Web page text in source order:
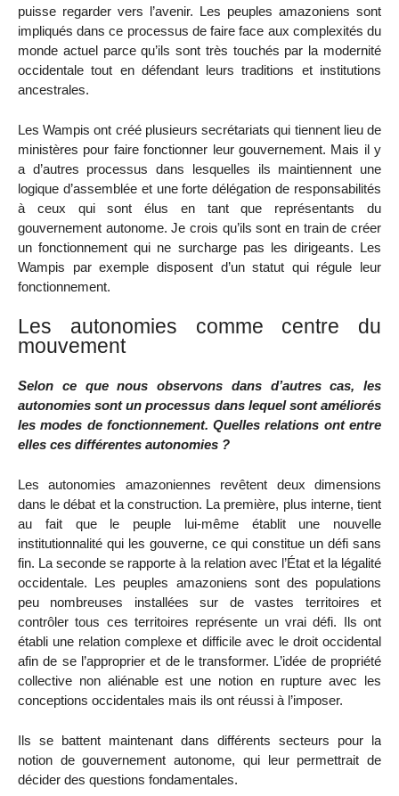
puisse regarder vers l’avenir. Les peuples amazoniens sont
impliqués dans ce processus de faire face aux complexités du
monde actuel parce qu’ils sont très touchés par la modernité
occidentale tout en défendant leurs traditions et institutions
ancestrales.
Les Wampis ont créé plusieurs secrétariats qui tiennent lieu de
ministères pour faire fonctionner leur gouvernement. Mais il y
a d’autres processus dans lesquelles ils maintiennent une
logique d’assemblée et une forte délégation de responsabilités
à ceux qui sont élus en tant que représentants du
gouvernement autonome. Je crois qu’ils sont en train de créer
un fonctionnement qui ne surcharge pas les dirigeants. Les
Wampis par exemple disposent d’un statut qui régule leur
fonctionnement.
Les autonomies comme centre du
mouvement
Selon ce que nous observons dans d’autres cas, les
autonomies sont un processus dans lequel sont améliorés
les modes de fonctionnement. Quelles relations ont entre
elles ces différentes autonomies ?
Les autonomies amazoniennes revêtent deux dimensions
dans le débat et la construction. La première, plus interne, tient
au fait que le peuple lui-même établit une nouvelle
institutionnalité qui les gouverne, ce qui constitue un défi sans
fin. La seconde se rapporte à la relation avec l’État et la légalité
occidentale. Les peuples amazoniens sont des populations
peu nombreuses installées sur de vastes territoires et
contrôler tous ces territoires représente un vrai défi. Ils ont
établi une relation complexe et difficile avec le droit occidental
afin de se l’approprier et de le transformer. L’idée de propriété
collective non aliénable est une notion en rupture avec les
conceptions occidentales mais ils ont réussi à l’imposer.
Ils se battent maintenant dans différents secteurs pour la
notion de gouvernement autonome, qui leur permettrait de
décider des questions fondamentales.